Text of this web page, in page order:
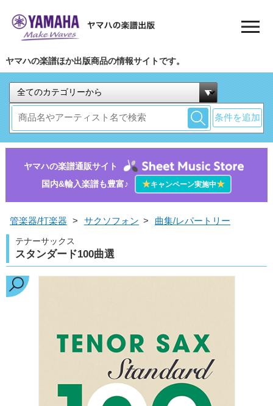
ヤマハの楽譜ほか出版商品の情報サイトです。
条件を追加
ヤマハの楽譜通販サイト
国内&輸入楽譜も豊富♪
★キャンペーン実施中★
管楽器/打楽器 > サクソフォン > 曲集/レパートリー
テナーサックス
スタンダード100曲選